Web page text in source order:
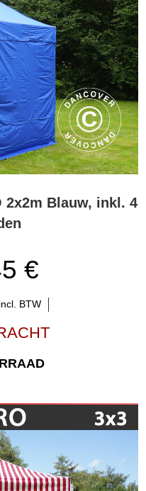
2x2m Blauw, inkl. 4
€
BTW